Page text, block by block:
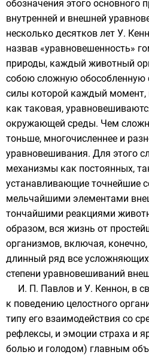
обозначения этого основного
внутренней и внешней
несколько десятков лет У.
назвав «уравновешенность»
природы, каждый животный
собою сложную обособленную
силы которой каждый момент,
как таковая,
окружающей среды. Чем
тоньше, многочисленнее и
уравновешивания. Для этого
механизмы как постоянных,
устанавливающие точнейшие
мельчайшими элементами
тончайшими реакциями
образом, вся жизнь от
организмов, включая, конечно,
длинный ряд все
степени уравновешиваний
И. П. Павлов и У. Кеннон, в
к поведению целостного
типу его взаимодействия со
рефлексы, и эмоции страха и
болью и голодом) главным